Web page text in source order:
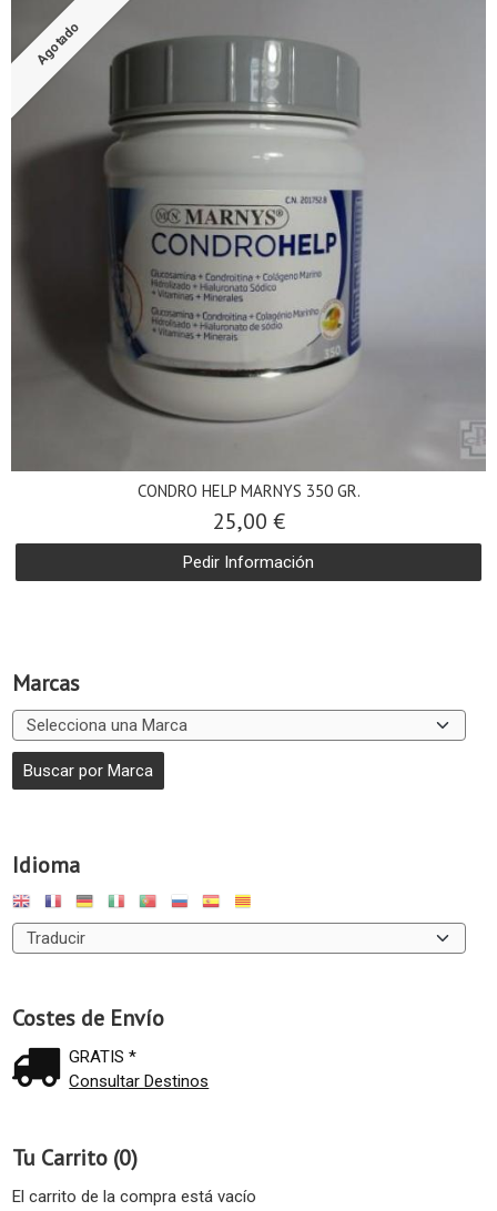
Marcas
Idioma
Costes de Envío
GRATIS *
Consultar Destinos
Tu Carrito (0)
El carrito de la compra está vacío
Agotado
CONDRO HELP MARNYS 350 GR.
25,00 €
Pedir Información